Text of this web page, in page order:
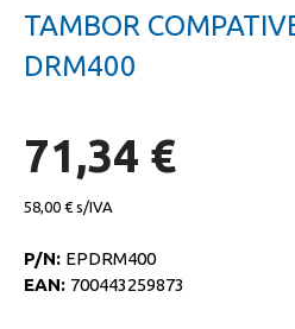
da
galeria
de
início
da
galeria
TAMBOR
DRM400
71,34 €
58,00 €
P/N: EPDRM400
EAN: 700443259873